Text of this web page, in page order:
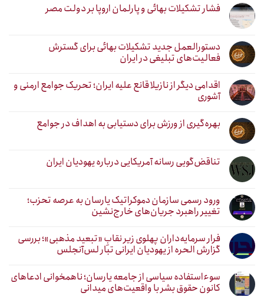
فشار تشکیلات بهائی و پارلمان اروپا بر دولت مصر
دستورالعمل جدید تشکیلات بهائی برای گسترش
فعالیت‌های تبلیغی در ایران
اقدامی دیگر از نازیلا قانع علیه ایران؛ تحریک جوامع ارمنی و
آشوری
بهره‌گیری از ورزش برای دستیابی به اهداف در جوامع
تناقض‌گویی رسانه آمریکایی درباره یهودیان ایران
ورود رسمی سازمان دموکراتیک یارسان به عرصه تحزب؛
تغییر راهبرد جریان‌های خارج‌نشین
فرار سرمایه‌داران پهلوی زیر نقابِ «تبعید مذهبی»؛ بررسی
گزارش الحره از یهودیان ایرانی تبار لس‌آنجلس
سوءاستفاده سیاسی از جامعه یارسان؛ ناهمخوانی ادعاهای
کانون حقوق بشر با واقعیت‌های میدانی